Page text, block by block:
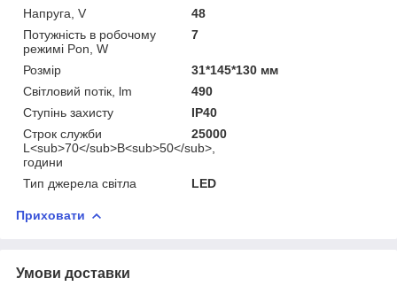
Напруга, V
48
Потужність в робочому
режимі Pon, W
7
Розмір
31*145*130 мм
Світловий потік, lm
490
Ступінь захисту
IP40
Строк служби
L<sub>70</sub>B<sub>50</sub>,
години
25000
Тип джерела світла LED
Приховати
Умови доставки